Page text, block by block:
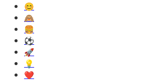
😊️
🙈️
🍔️
⚽️
🚀️
💡️
❤️